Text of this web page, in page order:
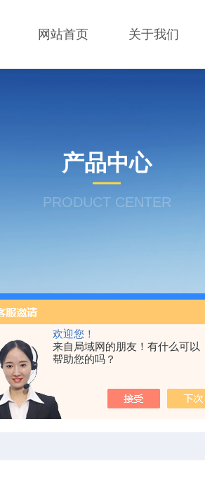
欢迎您！
来自局域网的朋友！有什么可以
帮助您的吗？
网站首页 关于我们
产品中心
PRODUCT CENTER
LDS-1G上海青浦绿洲粮食谷物水分测
当前位置： 首页 产品中心 培养箱